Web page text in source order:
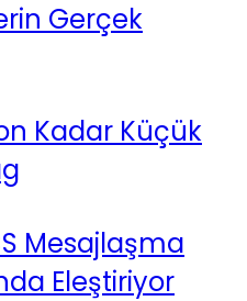
Gerçek
Kadar Küçük
Mesajlaşma
Eleştiriyor